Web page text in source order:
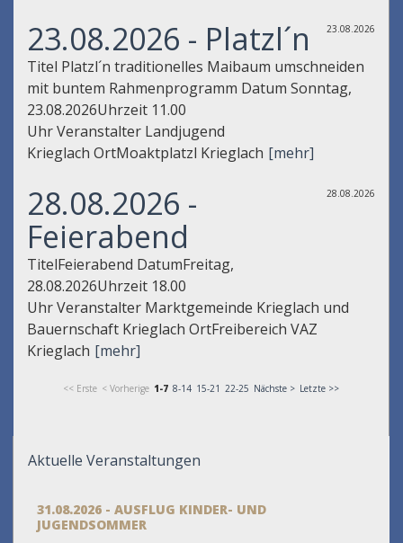
23.08.2026
23.08.2026 - Platzl´n
Titel Platzl´n traditionelles Maibaum umschneiden
mit buntem Rahmenprogramm Datum Sonntag,
23.08.2026Uhrzeit 11.00
Uhr Veranstalter Landjugend
Krieglach OrtMoaktplatzl Krieglach [mehr]
28.08.2026
28.08.2026 -
Feierabend
TitelFeierabend DatumFreitag,
28.08.2026Uhrzeit 18.00
Uhr Veranstalter Marktgemeinde Krieglach und
Bauernschaft Krieglach OrtFreibereich VAZ
Krieglach [mehr]
<< Erste < Vorherige 1-7 8-14 15-21 22-25 Nächste > Letzte >>
Aktuelle Veranstaltungen
31.08.2026 - AUSFLUG KINDER- UND
JUGENDSOMMER